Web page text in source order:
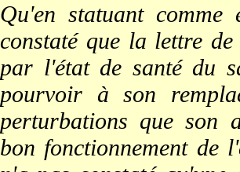
Qu'en statuant
constaté que la lettre
par l'état de santé du
pourvoir à son
perturbations que son
bon fonctionnement de